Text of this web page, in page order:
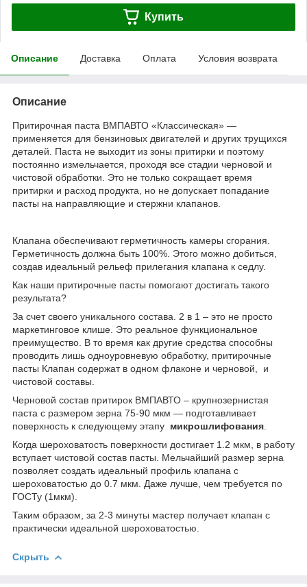
Купить
Описание Доставка Оплата Условия возврата
Описание
Притирочная паста ВМПАВТО «Классическая» —
применяется для бензиновых двигателей и других трущихся
деталей. Паста не выходит из зоны притирки и поэтому
постоянно измельчается, проходя все стадии черновой и
чистовой обработки. Это не только сокращает время
притирки и расход продукта, но не допускает попадание
пасты на направляющие и стержни клапанов.
Клапана обеспечивают герметичность камеры сгорания.
Герметичность должна быть 100%. Этого можно добиться,
создав идеальный рельеф прилегания клапана к седлу.
Как наши притирочные пасты помогают достигать такого
результата?
За счет своего уникального состава. 2 в 1 – это не просто
маркетинговое клише. Это реальное функциональное
преимущество. В то время как другие средства способны
проводить лишь одноуровневую обработку, притирочные
пасты Клапан содержат в одном флаконе и черновой, и
чистовой составы.
Черновой состав притирок ВМПАВТО – крупнозернистая
паста с размером зерна 75-90 мкм — подготавливает
поверхность к следующему этапу микрошлифования
Когда шероховатость поверхности достигает 1.2 мкм, в работу
вступает чистовой состав пасты. Мельчайший размер зерна
позволяет создать идеальный профиль клапана с
шероховатостью до 0.7 мкм. Даже лучше, чем требуется по
ГОСТу (1мкм).
Таким образом, за 2-3 минуты мастер получает клапан с
практически идеальной шероховатостью.
Скрыть